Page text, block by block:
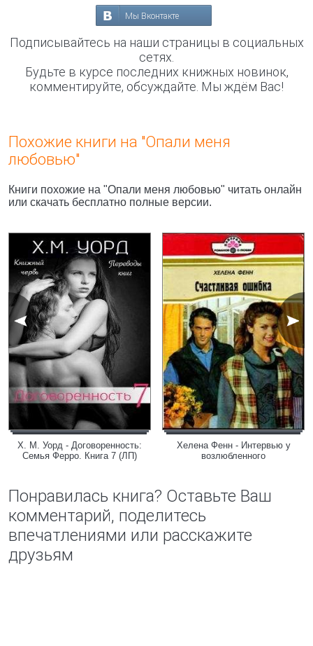
Мы Вконтакте
Подписывайтесь на наши страницы в социальных
сетях.
Будьте в курсе последних книжных новинок,
комментируйте, обсуждайте. Мы ждём Вас!
Похожие книги на "Опали меня
любовью"
Книги похожие на "Опали меня любовью" читать онлайн
или скачать бесплатно полные версии.
Х. М. Уорд - Договоренность:
Семья Ферро. Книга 7 (ЛП)
Хелена Фенн - Интервью у
возлюбленного
Понравилась книга? Оставьте Ваш
комментарий, поделитесь
впечатлениями или расскажите
друзьям